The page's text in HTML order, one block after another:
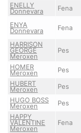
ENELLY
Donnevara Fena
ENYA
Donnevara Fena
HARRISON
GEORGE
Meroxen
Pes
HOMER
Meroxen Pes
HUBERT
Meroxen Pes
HUGO BOSS
Meroxen Pes
HAPPY
VALENTINE
Meroxen
Fena